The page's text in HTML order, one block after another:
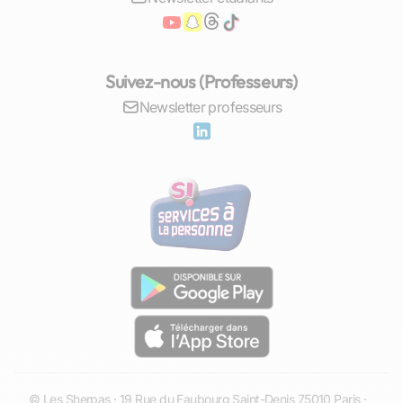
Grâce à une approche sur mesure, les élèves
mineur, devient une source de motivation et
renforce l'estime de soi.
mentors qui inspirent et motivent, contribuant au
bien-être et à l'épanouissement de l'élève.
Aide aux devoirs : les matières
prioritaires à étudier à Clichy
Dans la ville de Clichy, l'aide aux devoirs prend
une dimension particulière, mettant l'accent sur
des matières fondamentales qui sont cruciales
Suivez-nous (Professeurs)
Newsletter professeurs
© Les Sherpas · 19 Rue du Faubourg Saint-Denis 75010 Paris ·